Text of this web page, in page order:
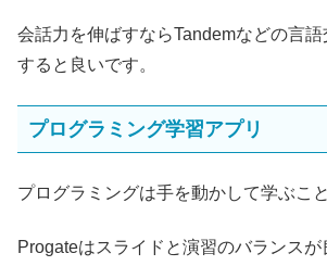
会話力を伸ばすならTandemなどの言
すると良いです。
プログラミング学習アプリ
プログラミングは手を動かして学ぶこ
Progateはスライドと演習のバランス